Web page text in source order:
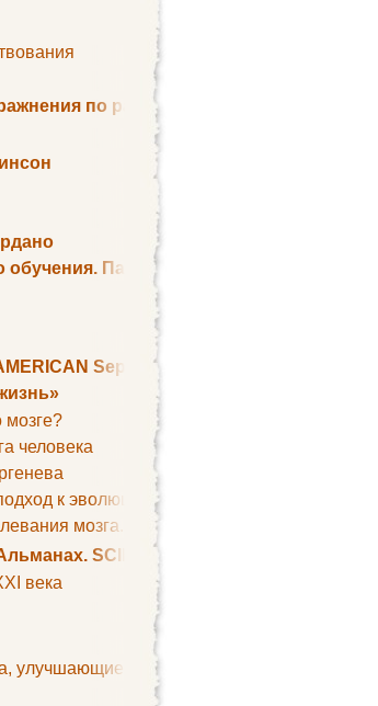
по развитию памяти
обучения. Пауль Шелли
September 1979
мозге?
человека
к эволюции мозга
мозга. Все может начаться с
SCIENTIFIC AMERICAN
века
улучшающие умственные способности